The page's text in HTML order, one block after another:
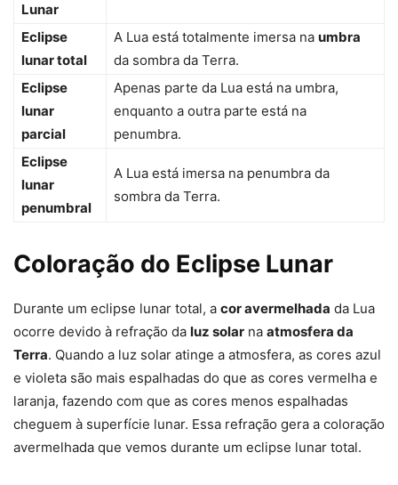
Lunar
Eclipse
lunar total
A Lua está totalmente imersa na umbra
da sombra da Terra.
Eclipse
lunar
parcial
Apenas parte da Lua está na umbra,
enquanto a outra parte está na
penumbra.
Eclipse
lunar
penumbral
A Lua está imersa na penumbra da
sombra da Terra.
Coloração do Eclipse Lunar
Durante um eclipse lunar total, a cor avermelhada da Lua
ocorre devido à refração da luz solar na atmosfera da
Terra. Quando a luz solar atinge a atmosfera, as cores azul
e violeta são mais espalhadas do que as cores vermelha e
laranja, fazendo com que as cores menos espalhadas
cheguem à superfície lunar. Essa refração gera a coloração
avermelhada que vemos durante um eclipse lunar total.